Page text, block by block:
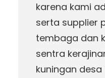
karena kami
serta supplier
tembaga dan
sentra
kuningan